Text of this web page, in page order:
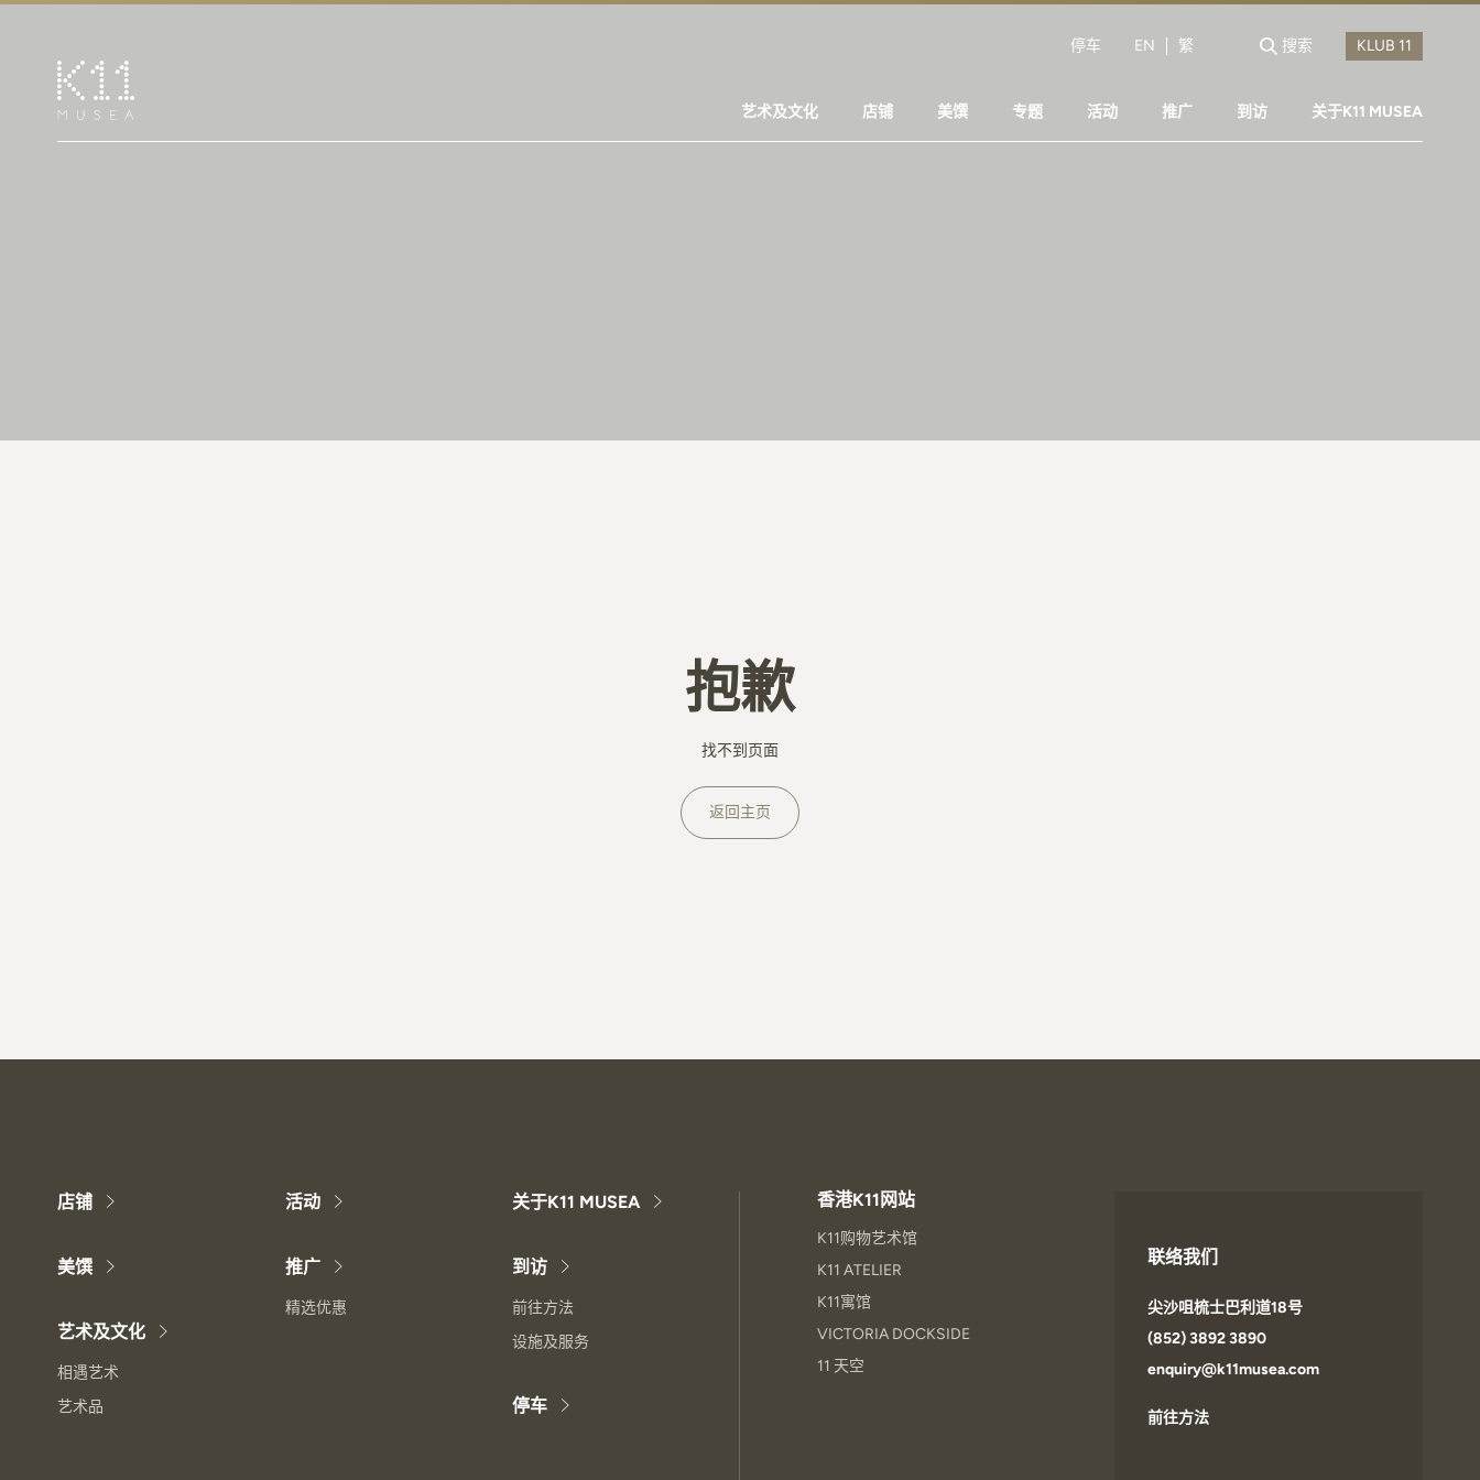
停车 EN 繁 搜索
艺术及文化 店铺 美馔 专题 活动 推广 到访 关于K11 MUSEA
抱歉
找不到页面
返回主页
店铺
美馔
艺术及文化
相遇艺术
艺术品
活动
推广
精选优惠
关于K11 MUSEA
到访
前往方法
设施及服务
停车
香港K11网站
K11购物艺术馆
K11 ATELIER
K11寓馆
VICTORIA DOCKSIDE
11 天空
联络我们
尖沙咀梳士巴利道18号
(852) 3892 3890
enquiry@k11musea.com
前往方法